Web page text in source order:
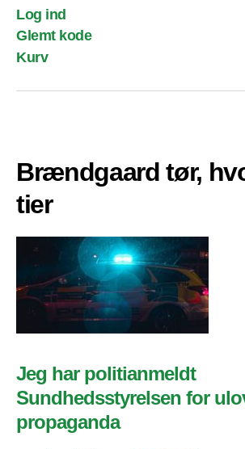
Log ind
Glemt kode
Kurv
Brændgaard tør,
tier
Jeg har politianmeldt
Sundhedsstyrelsen for
propaganda